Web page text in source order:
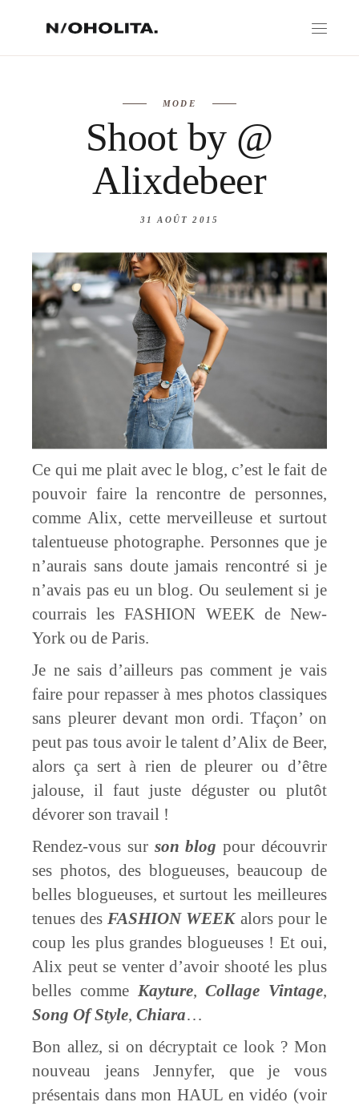
MODE
Shoot by @
Alixdebeer
31 AOÛT 2015
Ce qui me plait avec le blog, c’est le fait de
pouvoir faire la rencontre de personnes,
comme Alix, cette merveilleuse et surtout
talentueuse photographe. Personnes que je
n’aurais sans doute jamais rencontré si je
n’avais pas eu un blog. Ou seulement si je
courrais les FASHION WEEK de New-
York ou de Paris.
Je ne sais d’ailleurs pas comment je vais
faire pour repasser à mes photos classiques
sans pleurer devant mon ordi. Tfaçon’ on
peut pas tous avoir le talent d’Alix de Beer,
alors ça sert à rien de pleurer ou d’être
jalouse, il faut juste déguster ou plutôt
dévorer son travail !
Rendez-vous sur son blog pour découvrir
ses photos, des blogueuses, beaucoup de
belles blogueuses, et surtout les meilleures
tenues desFASHION WEEKalors pour le
coup les plus grandes blogueuses ! Et oui,
Alix peut se venter d’avoir shooté les plus
belles comme Kayture,Collage Vintage,
Song Of Style,Chiara…
Bon allez, si on décryptait ce look ? Mon
nouveau jeans Jennyfer, que je vous
présentais dans mon HAUL en vidéo (voir